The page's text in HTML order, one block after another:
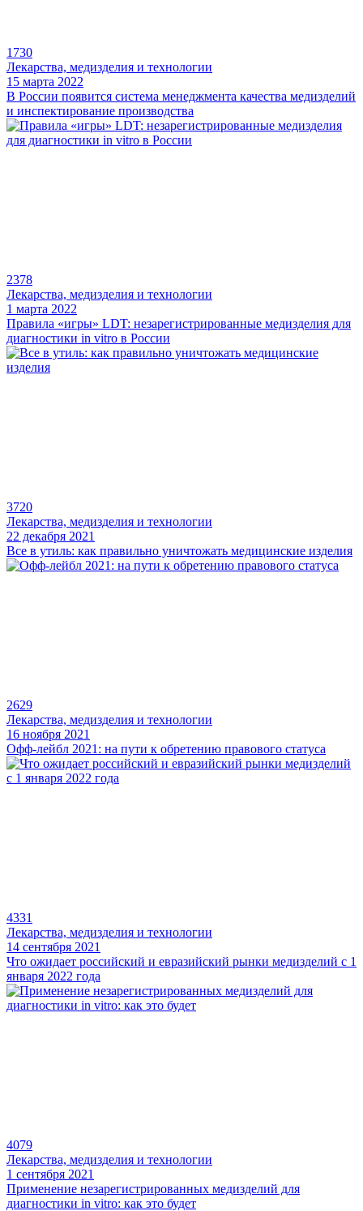
1730
Лекарства, медизделия и технологии
15 марта 2022
В России появится система менеджмента качества медизделий
и инспектирование производства
2378
Лекарства, медизделия и технологии
1 марта 2022
Правила «игры» LDT: незарегистрированные медизделия для
диагностики in vitro в России
3720
Лекарства, медизделия и технологии
22 декабря 2021
Все в утиль: как правильно уничтожать медицинские изделия
2629
Лекарства, медизделия и технологии
16 ноября 2021
Офф-лейбл 2021: на пути к обретению правового статуса
4331
Лекарства, медизделия и технологии
14 сентября 2021
Что ожидает российский и евразийский рынки медизделий с 1
января 2022 года
4079
Лекарства, медизделия и технологии
1 сентября 2021
Применение незарегистрированных медизделий для
диагностики in vitro: как это будет